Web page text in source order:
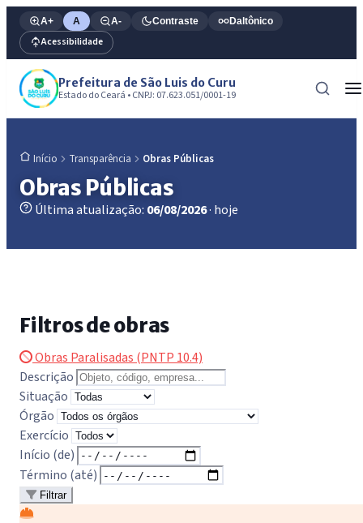
A+ A A- Contraste Daltônico
Acessibilidade
Prefeitura de São Luis do Curu
Estado do Ceará • CNPJ: 07.623.051/0001-19
Início Transparência Obras Públicas
Obras Públicas
Última atualização: 06/08/2026· hoje
Filtros de obras
Obras Paralisadas (PNTP 10.4)
Descrição
Situação
Órgão
Exercício
Início (de)
Término (até)
Filtrar